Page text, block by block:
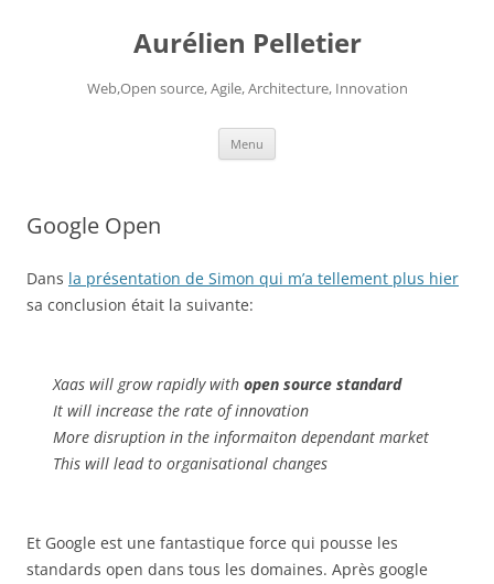
Aurélien Pelletier
Web,Open source, Agile, Architecture, Innovation
Menu
Google Open
Dans la présentation de Simon qui m’a tellement plus hier
sa conclusion était la suivante:
Xaas will grow rapidly with open source standard
It will increase the rate of innovation
More disruption in the informaiton dependant market
This will lead to organisational changes
Et Google est une fantastique force qui pousse les
standards open dans tous les domaines. Après google